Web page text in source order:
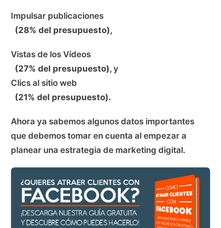
Impulsar publicaciones
(28% del presupuesto),
Vistas de los Vídeos
(27% del presupuesto), y
Clics al sitio web
(21% del presupuesto).
Ahora ya sabemos algunos datos importantes
que debemos tomar en cuenta al empezar a
planear una estrategia de marketing digital.